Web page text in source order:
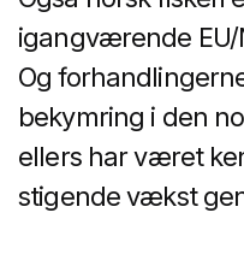
igangværende
Og
bekymring i den
ellers har været
stigende vækst